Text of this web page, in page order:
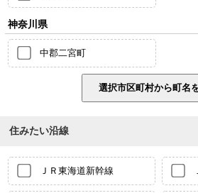
神奈川県
中郡二宮町
住みたい沿線
ＪＲ東海道新幹線